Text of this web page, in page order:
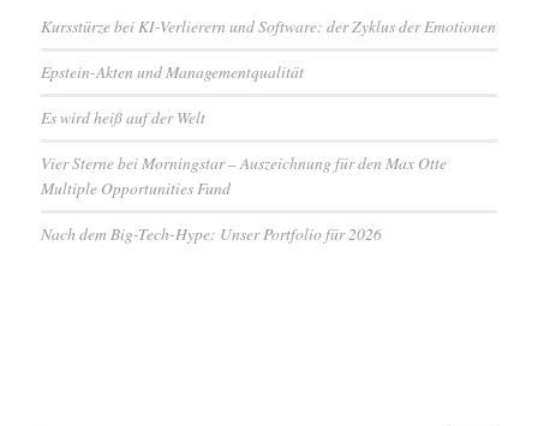
Kursstürze bei KI-Verlierern und Software: der Zyklus der Emotionen
Epstein-Akten und Managementqualität
Es wird heiß auf der Welt
Vier Sterne bei Morningstar – Auszeichnung für den Max Otte
Multiple Opportunities Fund
Nach dem Big-Tech-Hype: Unser Portfolio für 2026